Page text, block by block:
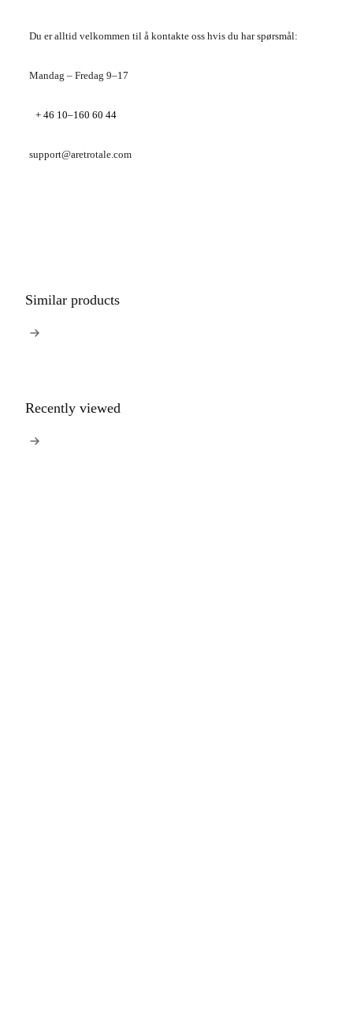
Du er alltid velkommen til å kontakte oss hvis du har spørsmål:
Mandag – Fredag 9–17
+ 46 10–160 60 44
support@aretrotale.com
Similar products
Recently viewed